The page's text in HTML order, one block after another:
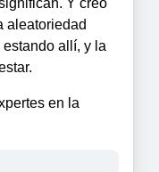
Y creo
aleatoriedad
allí, y la
en la